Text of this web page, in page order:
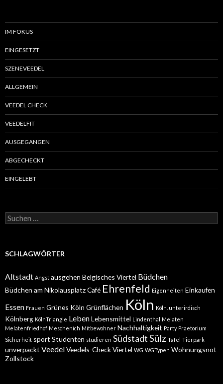
IM FOKUS
EINGESETZT
SZENEVEEDEL
ALLGEMEIN
VEEDEL CHECK
VEEDELFIT
AUSGEGANGEN
ABGECHECKT
EINGELEBT
Suchen
nach:
SCHLAGWÖRTER
Altstadt Angst ausgehen Belgisches Viertel Büdchen
Büdchen am NikolausplatzCafé Ehrenfeld Eigenheiten Einkaufen
Essen Frauen Grünes Köln Grünflächen Köln Köln. unterirdisch
Kölnberg KölnTriangle LebenLebensmittel Lindenthal Melaten
Melatenfriedhof Meschenich Mitbewohner Nachhaltigkeit Party Praetorium
Sicherheit sport Studenten studieren SüdstadtSülz Tafel Tierpark
unverpackt VeedelVeedels-CheckViertel WG WGTypen Wohnungsnot
Zollstock